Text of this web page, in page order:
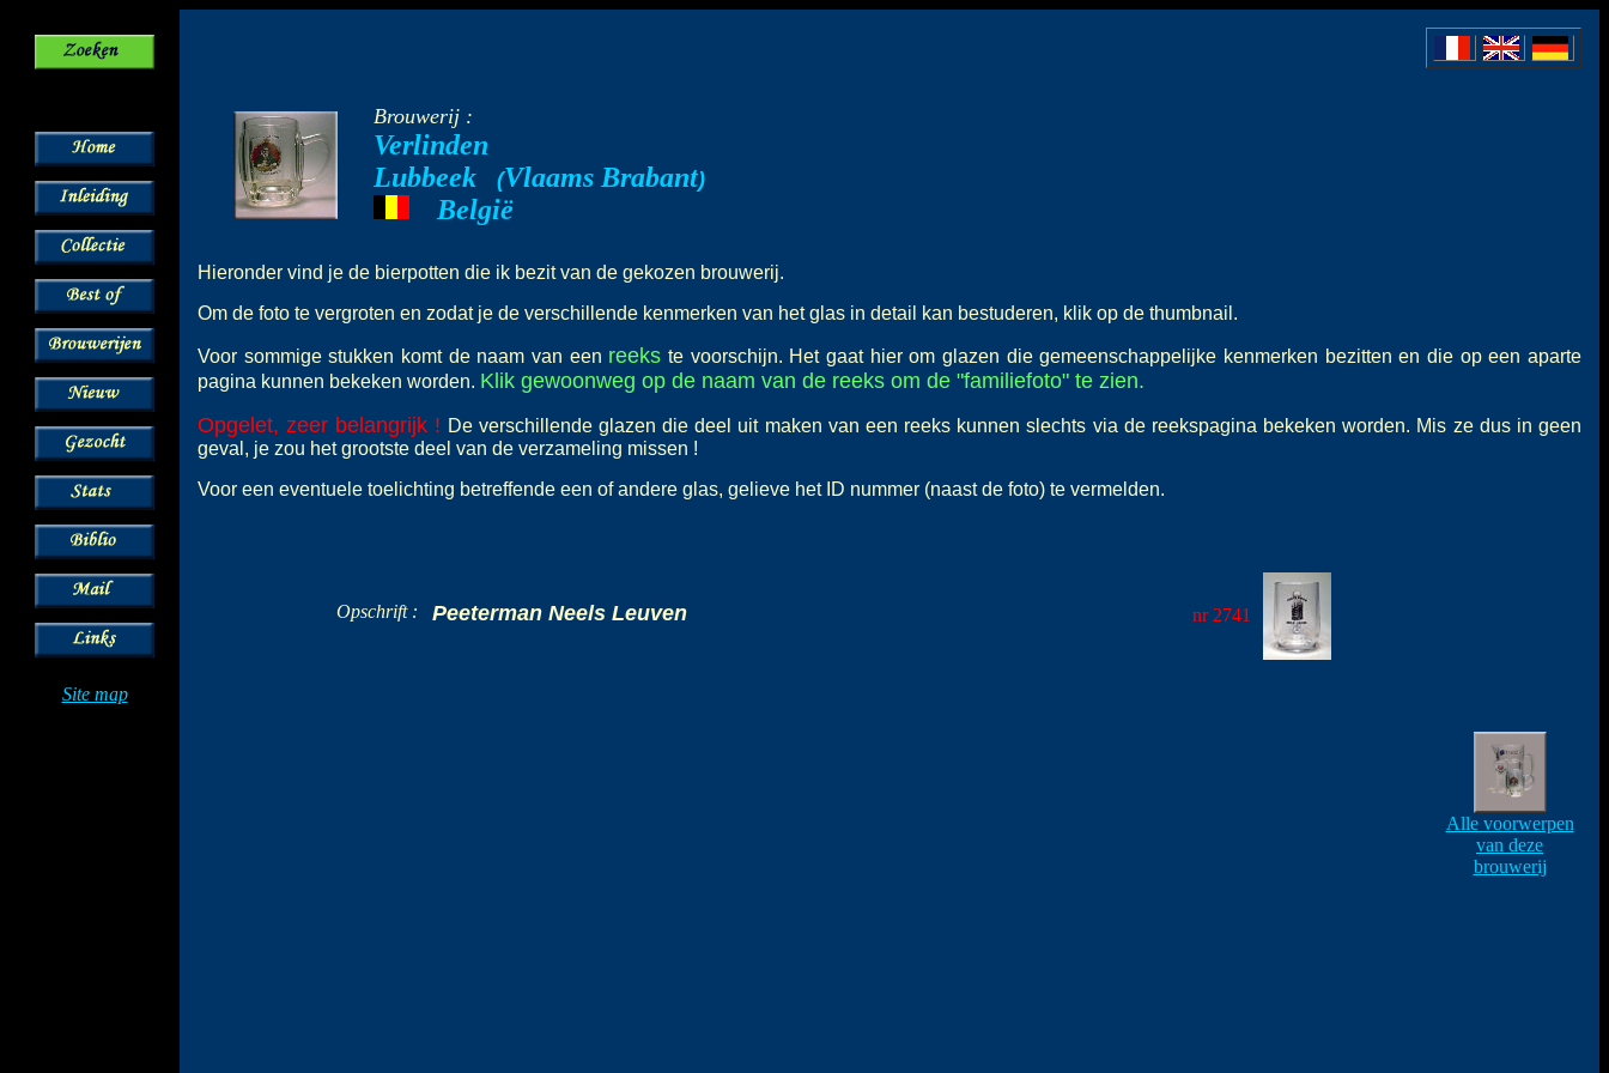
Site map
Brouwerij :
Verlinden
Lubbeek
(Vlaams Brabant)
België
Hieronder vind je de bierpotten die ik bezit van de gekozen brouwerij.
Om de foto te vergroten en zodat je de verschillende kenmerken van het glas in detail kan bestuderen, klik op de thumbnail.
Voor sommige stukken komt de naam van een reeks te voorschijn. Het gaat hier om glazen die gemeenschappelijke kenmerken bezitten en die op een aparte
pagina kunnen bekeken worden. Klik gewoonweg op de naam van de reeks om de "familiefoto" te zien.
Opgelet, zeer belangrijk ! De verschillende glazen die deel uit maken van een reeks kunnen slechts via de reekspagina bekeken worden. Mis ze dus in geen
geval, je zou het grootste deel van de verzameling missen !
Voor een eventuele toelichting betreffende een of andere glas, gelieve het ID nummer (naast de foto) te vermelden.
Opschrift : Peeterman Neels Leuven nr 2741
Alle voorwerpen
van deze
brouwerij